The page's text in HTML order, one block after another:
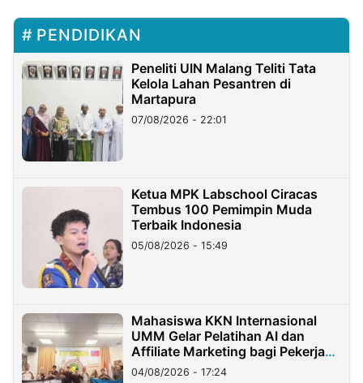
PENDIDIKAN
Peneliti UIN Malang Teliti Tata
Kelola Lahan Pesantren di
Martapura
07/08/2026 - 22:01
Ketua MPK Labschool Ciracas
Tembus 100 Pemimpin Muda
Terbaik Indonesia
05/08/2026 - 15:49
Mahasiswa KKN Internasional
UMM Gelar Pelatihan AI dan
Affiliate Marketing bagi Pekerja
Migran Indonesia di Taiwan
04/08/2026 - 17:24